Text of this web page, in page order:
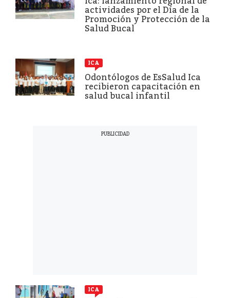
actividades por el Día de la
Promoción y Protección de la
Salud Bucal
ICA
Odontólogos de EsSalud Ica
recibieron capacitación en
salud bucal infantil
ICA